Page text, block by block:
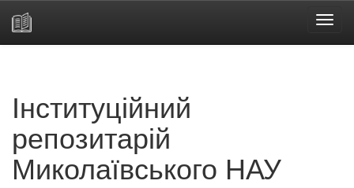
Інституційний
репозитарій
Миколаївського НАУ